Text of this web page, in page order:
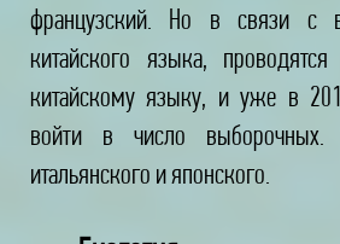
французский. Но в связи с
китайского языка,
китайскому языку, и уже в
войти в число
итальянского и японского.